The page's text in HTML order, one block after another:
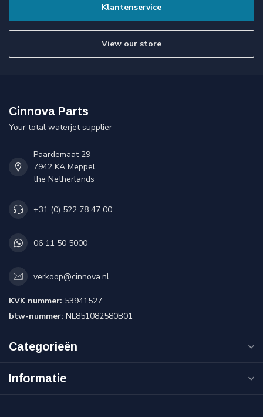
Klantenservice
View our store
Cinnova Parts
Your total waterjet supplier
Paardemaat 29
7942 KA Meppel
the Netherlands
+31 (0) 522 78 47 00
06 11 50 5000
verkoop@cinnova.nl
KVK nummer: 53941527
btw-nummer: NL851082580B01
Categorieën
Informatie